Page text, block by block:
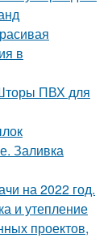
в
ПВХ для
Заливка
на 2022 год.
и утепление
проектов,